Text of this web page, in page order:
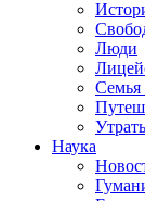
Люди
Семья
Наука